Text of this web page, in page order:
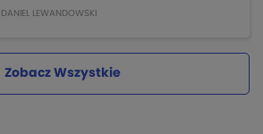
DANIEL LEWANDOWSKI
Zobacz Wszystkie